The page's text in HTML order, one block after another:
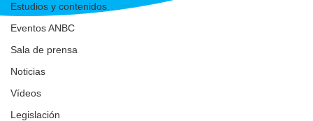
Estudios y contenidos
Eventos ANBC
Sala de prensa
Noticias
Vídeos
Legislación